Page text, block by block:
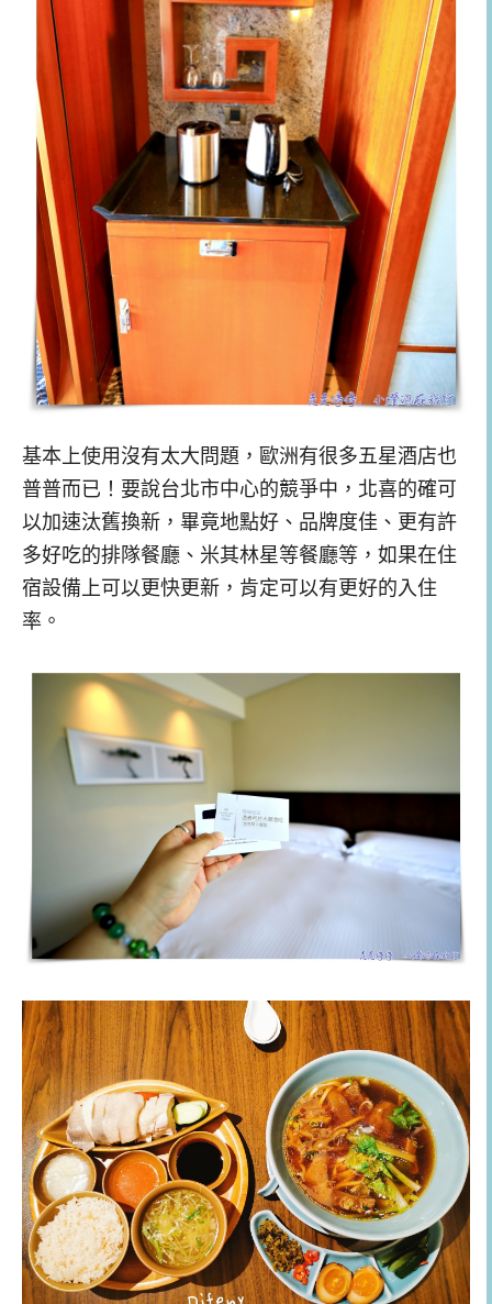
基本上使用沒有太大問題，歐洲有很多五星酒店也
普普而已！要說台北市中心的競爭中，北喜的確可
以加速汰舊換新，畢竟地點好、品牌度佳、更有許
多好吃的排隊餐廳、米其林星等餐廳等，如果在住
宿設備上可以更快更新，肯定可以有更好的入住
率。